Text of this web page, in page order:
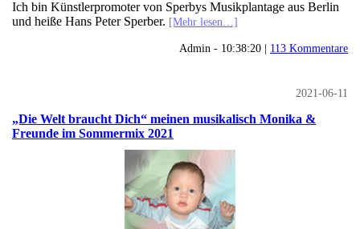
Ich bin Künstlerpromoter von Sperbys Musikplantage aus Berlin
und heiße Hans Peter Sperber. [Mehr lesen…]
Admin - 10:38:20 | 113 Kommentare
2021-06-11
„Die Welt braucht Dich“ meinen musikalisch Monika &
Freunde im Sommermix 2021